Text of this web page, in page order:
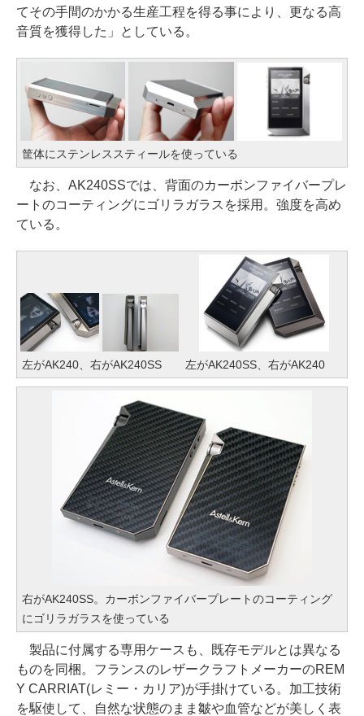
てその手間のかかる生産工程を得る事により、更なる高
音質を獲得した」としている。
筐体にステンレススティールを使っている
なお、AK240SSでは、背面のカーボンファイバープレ
ートのコーティングにゴリラガラスを採用。強度を高め
ている。
左がAK240、右がAK240SS 左がAK240SS、右がAK240
右がAK240SS。カーボンファイバープレートのコーティング
にゴリラガラスを使っている
製品に付属する専用ケースも、既存モデルとは異なる
ものを同梱。フランスのレザークラフトメーカーのREM
Y CARRIAT(レミー・カリア)が手掛けている。加工技術
を駆使して、自然な状態のまま皺や血管などが美しく表